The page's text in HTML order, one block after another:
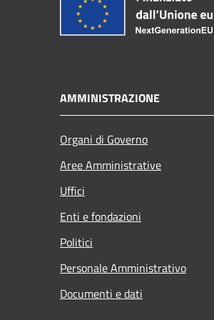
AMMINISTRAZIONE
Organi di Governo
Aree Amministrative
Uffici
Enti e fondazioni
Politici
Personale Amministrativo
Documenti e dati